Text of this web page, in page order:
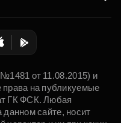
от 11.08.2015) и
на публикуемые
ГК ФСК. Любая
сайте, носит